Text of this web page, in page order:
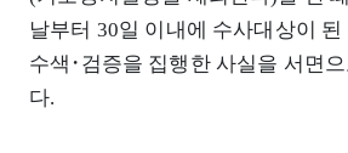
날부터 30일 이내에 수사대상이
수색･검증을 집행한 사실을 서면
다.